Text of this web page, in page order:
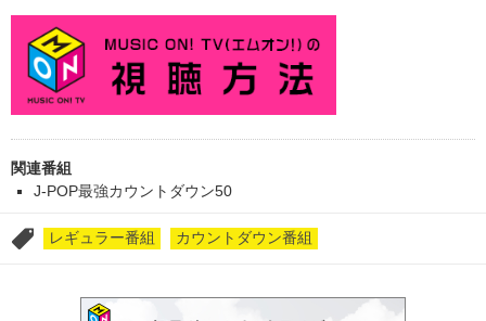
関連番組
J-POP最強カウントダウン50
レギュラー番組 カウントダウン番組